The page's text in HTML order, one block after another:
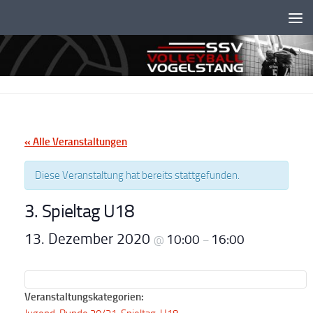
« Alle Veranstaltungen
Diese Veranstaltung hat bereits stattgefunden.
3. Spieltag U18
13. Dezember 2020 @ 10:00 – 16:00
Veranstaltungskategorien: